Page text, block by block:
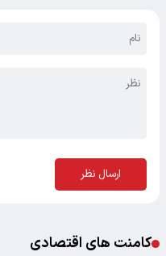
ارسال نظر
کامنت های اقتصادی